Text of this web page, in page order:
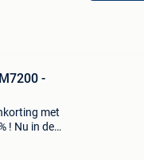
-
met
! Nu in de